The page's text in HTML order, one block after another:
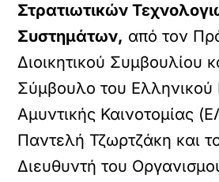
Στρατιωτικών
Συστημάτων, από τον
Διοικητικού Συμβουλίου
Σύμβουλο του Ελληνικού
Αμυντικής Καινοτομίας
Παντελή Τζωρτζάκη και
Διευθυντή του